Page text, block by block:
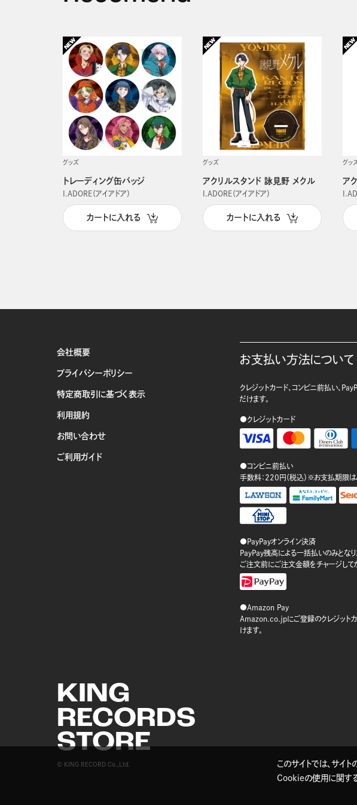
グッズ
トレーディング缶バッジ
I.ADORE（アイアドア）
カートに入れる
グッズ
アクリルスタンド 詠見野 メクル
I.ADORE（アイアドア）
カートに入れる
グッ
ア
会社概要
プライバシーポリシー
特定商取引に基づく表示
利用規約
お問い合わせ
ご利用ガイド
KING
RECORDS
STORE
© KING RECORD Co.,Ltd.
お支払い方法について
クレジットカード、コンビニ前払い、
だけます。
●クレジットカード
●コンビニ前払い
手数料：220円（税込）※お支払期限は
●PayPayオンライン決済
PayPay残高による一括払いのみとなり
ご注文前にご注文金額をチャージして
●Amazon Pay
Amazon.co.jpにご登録のクレジット
けます。
このサイトでは、サイ
Cookieの使用に関す